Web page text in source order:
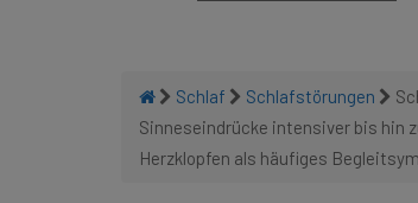
Schlaf Schlafstörungen
Sinneseindrücke intensiver bis hin
Herzklopfen als häufiges